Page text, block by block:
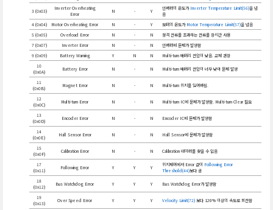
3 (0x03)
Inverter Overheating
Error
N - Y 인버터의 온도가 Inverter Temperature Limit(56)을 넘
음
4 (0x04)
Motor Overheating Error N - Y 모터의 온도가 Motor Temperature Limit(57)을 넘음
5 (0x05)
Overload Error N - N
정격 전류를 초과하는 전류를 장시간 사용
7 (0x07)
Inverter Error N - N
인버터에 문제가 발생함
9 (0x09)
Battery Warning Y N N
Multi-turn 배터리 전압이 낮음. 교체 권장
10
(0x0A)
Battery Error N - N Multi-turn 배터리 전압이 너무 낮아 문제 발생
11
(0x0B)
Magnet Error N - N Multi-turn 위치를 잃어버림.
12
(0x0C)
Multi-turn Error N - N Multi-turn IC에 문제가 발생함. Multi-turn Clear 필요
13
(0x0D)
Encoder Error N - N Encoder IC에 문제가 발생함
14
(0x0E)
Hall Sensor Error N - N Hall Sensor에 문제가 발생함
15
(0x0F)
Calibration Error N - N Calibration 데이터를 찾을 수 없음
17
(0x11)
Following Error Y Y Y 위치제어에서 Error 값이 Following Error
Threshold(44)보다 큼
18
(0x12)
Bus Watchdog Error Y Y Y Bus Watchdog Error가 발생함
19
(0x13)
Over Speed Error Y Y Y Velocity Limit(72)보다 120% 이상의 속도로 회전함